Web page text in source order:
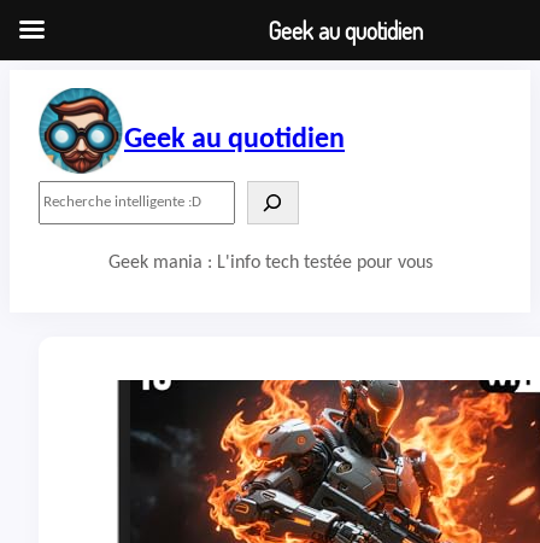
contenu
Geek au quotidien
Geek mania : L'info tech testée pour vous
Geek au quotidien